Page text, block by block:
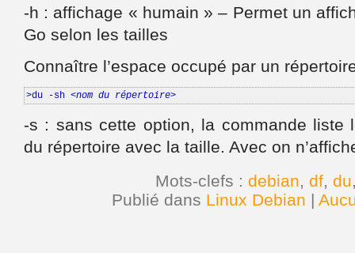
-h : affichage « humain » – Permet un
Go selon les tailles
Connaître l’espace occupé par un
>du -sh <nom du répertoire>
-s : sans cette option, la commande liste
du répertoire avec la taille. Avec on
Mots-clefs : debian, df, du
Publié dans Linux Debian |